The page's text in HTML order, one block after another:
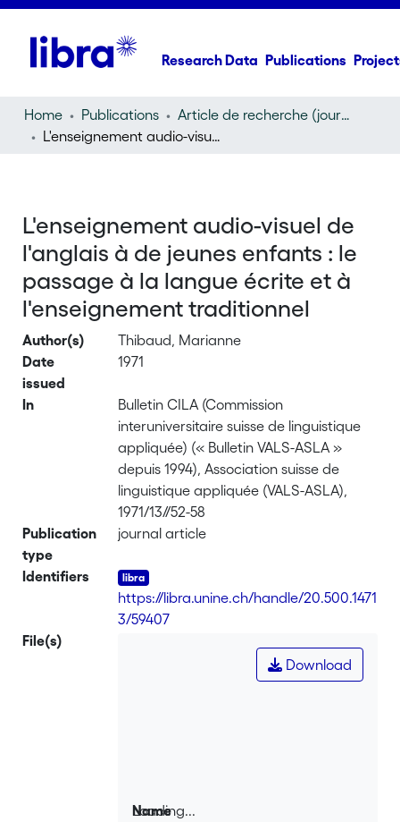
Research Data Publications
Home Publications
Article de recherche (journal article)
L'enseignement audio-visuel de l'anglais à de jeunes enfants : le passage à la langue écrite et à l'enseignement traditionnel
L'enseignement audio-visuel de
l'anglais à de jeunes enfants : le
passage à la langue écrite et à
l'enseignement traditionnel
Author(s)
Thibaud, Marianne
Date
issued
1971
In
Bulletin CILA (Commission
interuniversitaire suisse de linguistique
appliquée) (« Bulletin VALS-ASLA »
depuis 1994), Association suisse de
linguistique appliquée (VALS-ASLA),
1971/13//52-58
Publication
type
journal article
Identifiers
https://libra.unine.ch/handle/20.500.1471
3/59407
File(s)
Loading...
Download
Name